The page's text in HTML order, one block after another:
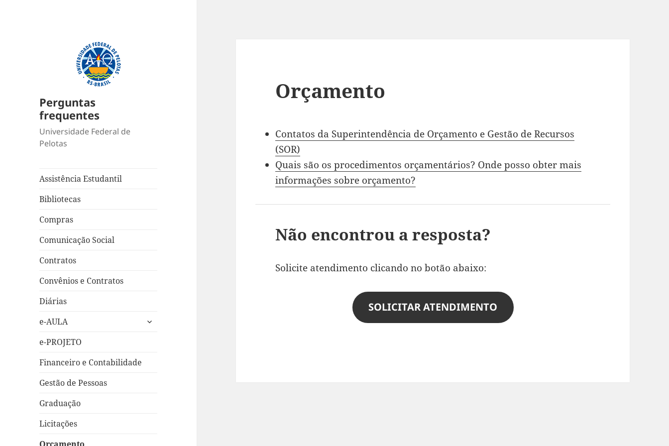
Perguntas
frequentes
Universidade Federal de
Pelotas
Assistência Estudantil
Bibliotecas
Compras
Comunicação Social
Contratos
Convênios e Contratos
Diárias
e-AULA
expandir
e-PROJETO
Financeiro e Contabilidade
Gestão de Pessoas
Graduação
Licitações
Orçamento
Contatos da Superintendência de Orçamento e Gestão de Recursos
(SOR)
Quais são os procedimentos orçamentários? Onde posso obter mais
informações sobre orçamento?
Não encontrou a resposta?
Solicite atendimento clicando no botão abaixo:
SOLICITAR ATENDIMENTO